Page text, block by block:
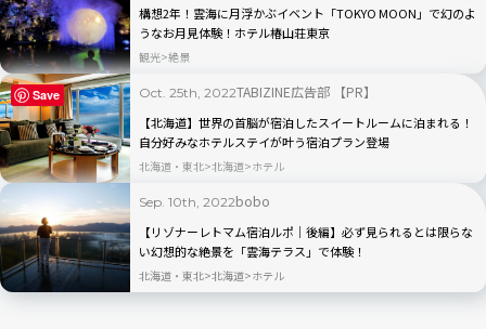
構想2年！雲海に月浮かぶイベント「TOKYO MOON」で幻のよ
うなお月見体験！ホテル椿山荘東京
観光 絶景
Oct. 25th, 2022TABIZINE広告部 【PR】
【北海道】世界の首脳が宿泊したスイートルームに泊まれる！
自分好みなホテルステイが叶う宿泊プラン登場
北海道・東北 北海道 ホテル
Sep. 10th, 2022bobo
【リゾナーレトマム宿泊ルポ｜後編】必ず見られるとは限らな
い幻想的な絶景を「雲海テラス」で体験！
北海道・東北 北海道 ホテル
Save